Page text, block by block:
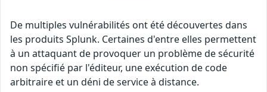
De multiples vulnérabilités ont été découvertes dans
les produits Splunk. Certaines d'entre elles permettent
à un attaquant de provoquer un problème de sécurité
non spécifié par l'éditeur, une exécution de code
arbitraire et un déni de service à distance.